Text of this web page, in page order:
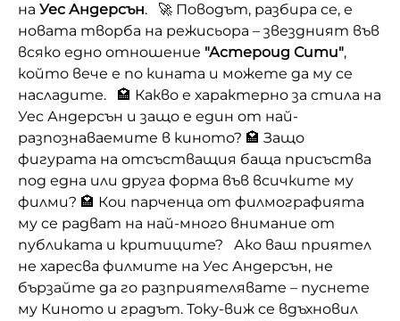
на Уес Андерсън. 🚀 Поводът, разбира се, е
новата творба на режисьора – звездният във
всяко едно отношение "Астероид Сити",
който вече е по кината и можете да му се
насладите. 🏩 Какво е характерно за стила на
Уес Андерсън и защо е един от най-
разпознаваемите в киното? 🏩 Защо
фигурата на отсъстващия баща присъства
под една или друга форма във всичките му
филми? 🏩 Кои парченца от филмографията
му се радват на най-много внимание от
публиката и критиците? Ако ваш приятел
не харесва филмите на Уес Андерсън, не
бързайте да го разприятелявате – пуснете
му Киното и градът. Току-виж се вдъхновил